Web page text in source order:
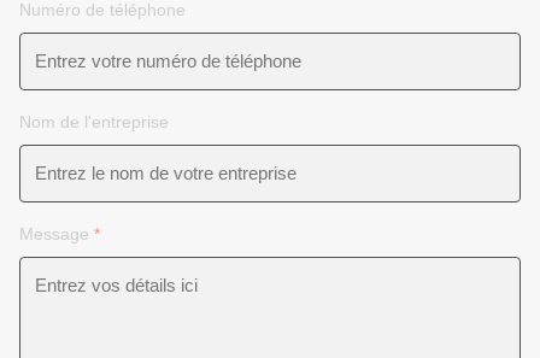
Numéro de téléphone
Nom de l'entreprise
Message *